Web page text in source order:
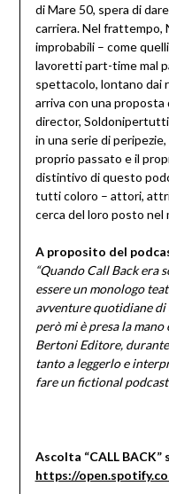
di Mare 50, spera di
carriera. Nel frattempo,
improbabili – come
lavoretti part-time mal
spettacolo, lontano dai
arriva con una proposta
director,
in una serie di
proprio passato e il
distintivo di questo
tutti coloro – attori,
cerca del loro posto nel
A proposito del
“Quando Call Back era
essere un monologo
avventure quotidiane
però mi è presa la
Bertoni Editore,
tanto a leggerlo e
fare un fictional
Ascolta “CALL BACK”
https://